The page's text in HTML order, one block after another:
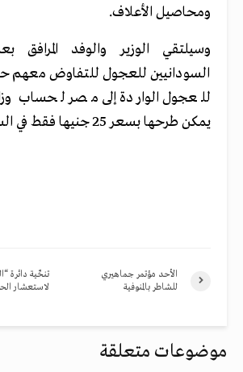
ومحاصيل الأعلاف.
وسيلتقي الوزير والوفد المرافق
السودانيين للعجول للتفاوض
للعجول الواردة إلى مصر لحساب
يمكن طرحها بسعر 25 جنيها فقط في السوق المحلية.
تنحِّية دائرة
لاستعشار
الأحد مؤتمر جماهيري
للشاطر بالمنوفية
موضوعات متعلقة